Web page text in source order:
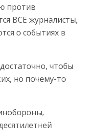
против
ВСЕ журналисты,
о событиях в
чтобы
но почему-то